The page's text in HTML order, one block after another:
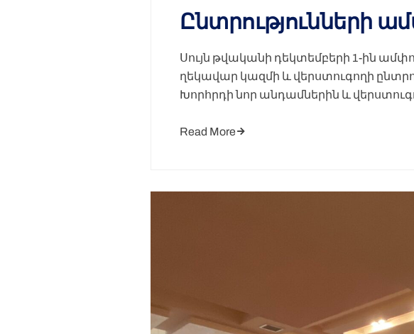
Ընտրությունների
Սույն թվականի դեկտեմբերի 1-ին
ղեկավար կազմի և վերստուգողի
Խորհրդի նոր անդամներին և
Read More